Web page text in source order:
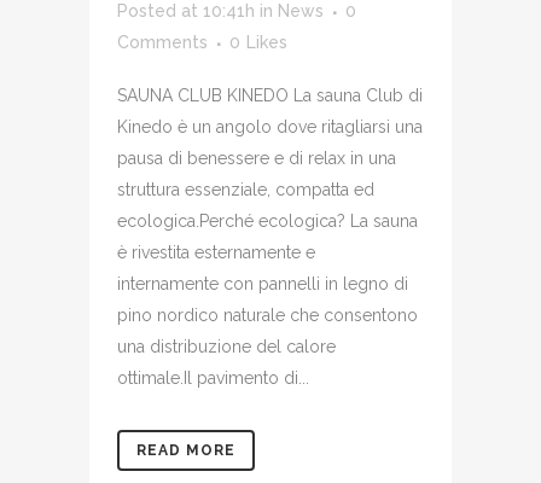
Posted at 10:41h in News
0
Comments
0 Likes
SAUNA CLUB KINEDO La sauna Club di
Kinedo è un angolo dove ritagliarsi una
pausa di benessere e di relax in una
struttura essenziale, compatta ed
ecologica.Perché ecologica? La sauna
è rivestita esternamente e
internamente con pannelli in legno di
pino nordico naturale che consentono
una distribuzione del calore
ottimale.Il pavimento di...
READ MORE